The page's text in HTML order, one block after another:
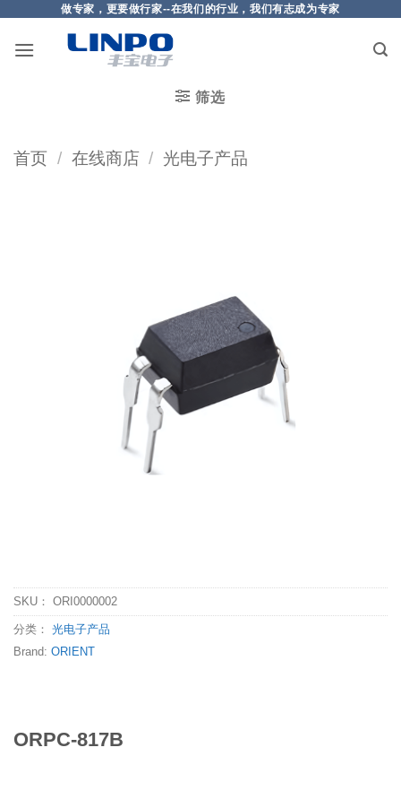
做专家，更要做行家--在我们的行业，我们有志成为专家
筛选
首页 / 在线商店 / 光电子产品
SKU： ORI0000002
分类： 光电子产品
Brand: ORIENT
ORPC-817B